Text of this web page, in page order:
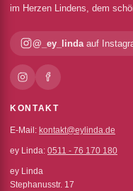
im Herzen Lindens, dem
@_ey_linda auf
KONTAKT
E-Mail: kontakt@eylinda.de
ey Linda: 0511 - 76 170 180
ey Linda
Stephanusstr. 17